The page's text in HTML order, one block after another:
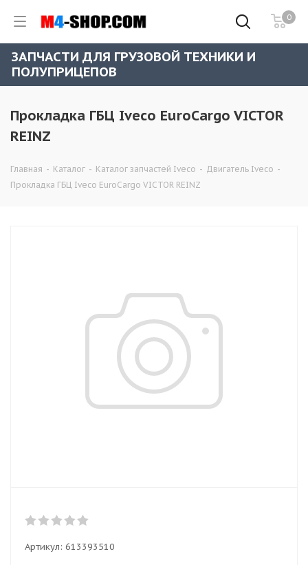
0
ЗАПЧАСТИ ДЛЯ ГРУЗОВОЙ ТЕХНИКИ И
ПОЛУПРИЦЕПОВ
Прокладка ГБЦ Iveco EuroCargo VICTOR
REINZ
Главная - Каталог - Каталог запчастей Iveco - Двигатель Iveco -
Прокладка ГБЦ Iveco EuroCargo VICTOR REINZ
Артикул: 613393510